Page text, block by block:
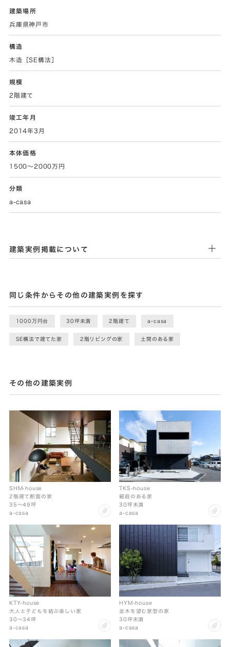
建築場所
兵庫県神戸市
構造
木造［SE構法］
規模
2階建て
竣工年月
2014年3月
本体価格
1500〜2000万円
分類
a-casa
建築実例掲載について
同じ条件からその他の建築実例を探す
1000万円台 30坪未満 2階建て a-casa
SE構法で建てた家 2階リビングの家 土間のある家
その他の建築実例
SHM-house
2階建て断面の家
35〜49坪
a-casa
TKS-house
細庭のある家
30坪未満
a-casa
KTY-house
大人と子どもを結ぶ楽しい家
30〜34坪
a-casa
HYM-house
並木を望む家型の家
30坪未満
a-casa